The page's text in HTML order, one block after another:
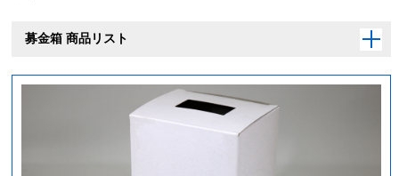
募金箱 商品リスト